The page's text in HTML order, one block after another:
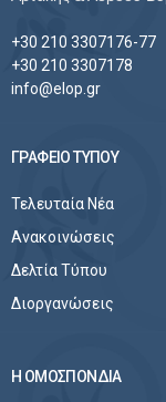
+30 210 3307176-77
+30 210 3307178
info@elop.gr
ΓΡΑΦΕΙΟ ΤΥΠΟΥ
Τελευταία Νέα
Ανακοινώσεις
Δελτία Τύπου
Διοργανώσεις
Η ΟΜΟΣΠΟΝΔΙΑ